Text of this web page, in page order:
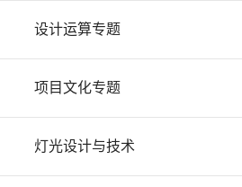
设计运算专题
项目文化专题
灯光设计与技术